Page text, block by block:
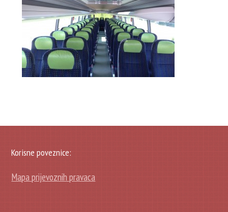
Korisne poveznice:
Mapa prijevoznih pravaca